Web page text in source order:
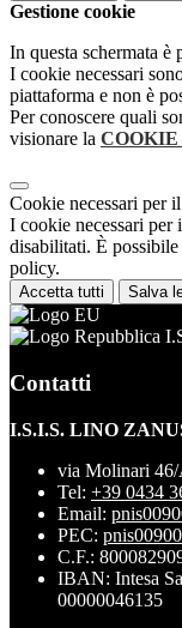
Gestione cookie
In questa schermata è
I cookie necessari
piattaforma e non è
Per conoscere quali
visionare la
Cookie necessari per
I cookie necessari per
disabilitati. È
policy.
Accetta tutti Salva
Contatti
I.S.I.S. LINO
via Molinari 46/
Tel: +39 0434
Email:
PEC:
C.F.:
IBAN: Intesa
00000046135